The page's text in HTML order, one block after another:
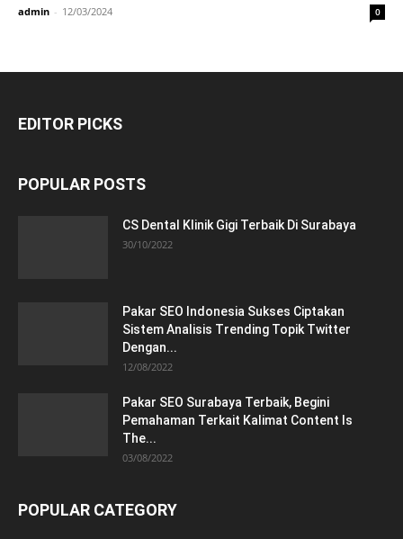
admin - 12/03/2024 0
EDITOR PICKS
POPULAR POSTS
CS Dental Klinik Gigi Terbaik Di Surabaya
30/10/2022
Pakar SEO Indonesia Sukses Ciptakan
Sistem Analisis Trending Topik Twitter
Dengan...
12/08/2022
Pakar SEO Surabaya Terbaik, Begini
Pemahaman Terkait Kalimat Content Is
The...
03/08/2022
POPULAR CATEGORY